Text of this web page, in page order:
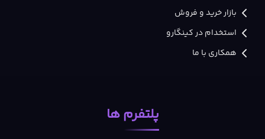
بازار خرید و فروش
استخدام در کینگارو
همکاری با ما
پلتفرم ها